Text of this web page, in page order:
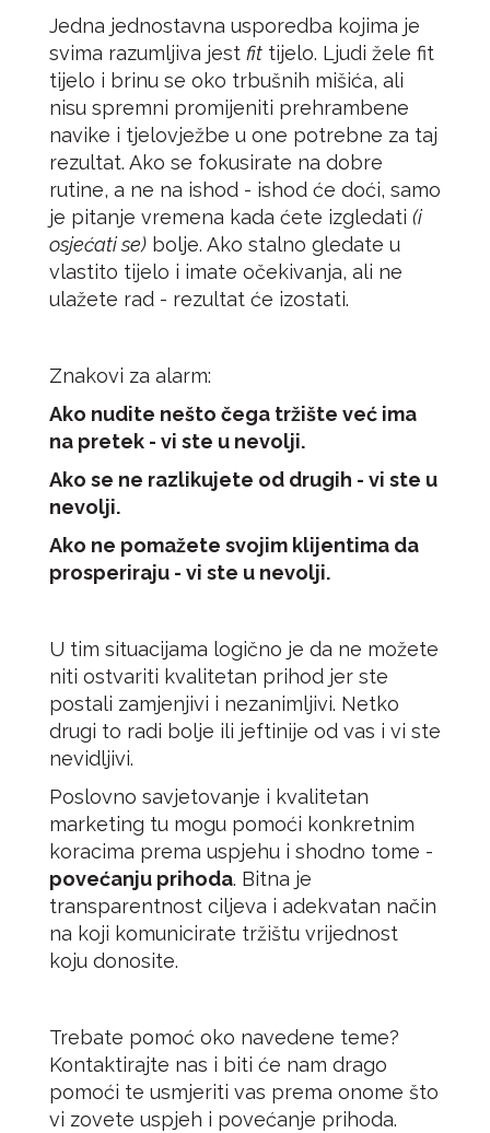
Jedna jednostavna usporedba kojima je
svima razumljiva jest fit tijelo. Ljudi žele fit
tijelo i brinu se oko trbušnih mišića, ali
nisu spremni promijeniti prehrambene
navike i tjelovježbe u one potrebne za taj
rezultat. Ako se fokusirate na dobre
rutine, a ne na ishod - ishod će doći, samo
je pitanje vremena kada ćete izgledati (i
osjećati se) bolje. Ako stalno gledate u
vlastito tijelo i imate očekivanja, ali ne
ulažete rad - rezultat će izostati.
Znakovi za alarm:
Ako nudite nešto čega tržište već ima
na pretek - vi ste u nevolji.
Ako se ne razlikujete od drugih - vi ste u
nevolji.
Ako ne pomažete svojim klijentima da
prosperiraju - vi ste u nevolji.
U tim situacijama logično je da ne možete
niti ostvariti kvalitetan prihod jer ste
postali zamjenjivi i nezanimljivi. Netko
drugi to radi bolje ili jeftinije od vas i vi ste
nevidljivi.
Poslovno savjetovanje i kvalitetan
marketing tu mogu pomoći konkretnim
koracima prema uspjehu i shodno tome -
povećanju prihoda. Bitna je
transparentnost ciljeva i adekvatan način
na koji komunicirate tržištu vrijednost
koju donosite.
Trebate pomoć oko navedene teme?
Kontaktirajte nas i biti će nam drago
pomoći te usmjeriti vas prema onome što
vi zovete uspjeh i povećanje prihoda.